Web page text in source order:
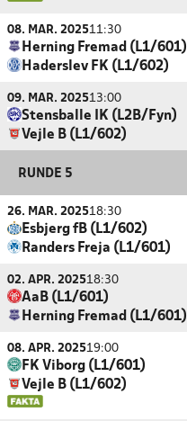
08. MAR. 202511:30
Herning Fremad (L1/601)
Haderslev FK (L1/602)
09. MAR. 202513:00
Stensballe IK (L2B/Fyn)
Vejle B (L1/602)
RUNDE 5
26. MAR. 202518:30
Esbjerg fB (L1/602)
Randers Freja (L1/601)
02. APR. 202518:30
AaB (L1/601)
Herning Fremad (L1/601)
08. APR. 202519:00
FK Viborg (L1/601)
Vejle B (L1/602)